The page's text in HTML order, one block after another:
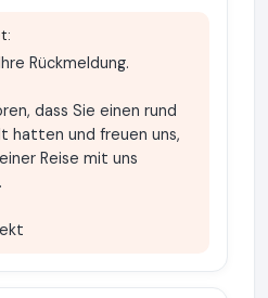
Rückmeldung.
dass Sie einen rund
hatten und freuen uns,
Reise mit uns